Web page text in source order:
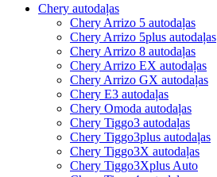
Chery autodaļas
Chery Arrizo 5 autodaļas
Chery Arrizo 5plus autodaļas
Chery Arrizo 8 autodaļas
Chery Arrizo EX autodaļas
Chery Arrizo GX autodaļas
Chery E3 autodaļas
Chery Omoda autodaļas
Chery Tiggo3 autodaļas
Chery Tiggo3plus autodaļas
Chery Tiggo3X autodaļas
Chery Tiggo3Xplus Auto